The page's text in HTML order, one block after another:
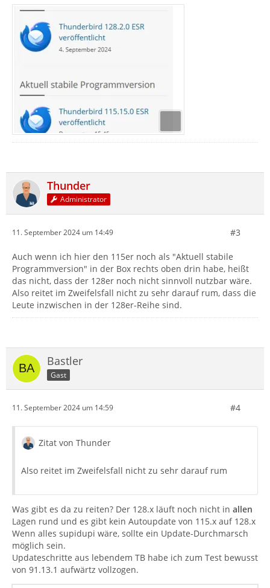
Thunder
Administrator
11. September 2024 um 14:49 #3
Auch wenn ich hier den 115er noch als "Aktuell stabile
Programmversion" in der Box rechts oben drin habe, heißt
das nicht, dass der 128er noch nicht sinnvoll nutzbar wäre.
Also reitet im Zweifelsfall nicht zu sehr darauf rum, dass die
Leute inzwischen in der 128er-Reihe sind.
Bastler
Gast
11. September 2024 um 14:59 #4
Zitat von Thunder
Also reitet im Zweifelsfall nicht zu sehr darauf rum
Was gibt es da zu reiten? Der 128.x läuft noch nicht in allen
Lagen rund und es gibt kein Autoupdate von 115.x auf 128.x
Wenn alles supidupi wäre, sollte ein Update-Durchmarsch
möglich sein.
Updateschritte aus lebendem TB habe ich zum Test bewusst
von 91.13.1 aufwärtz vollzogen.